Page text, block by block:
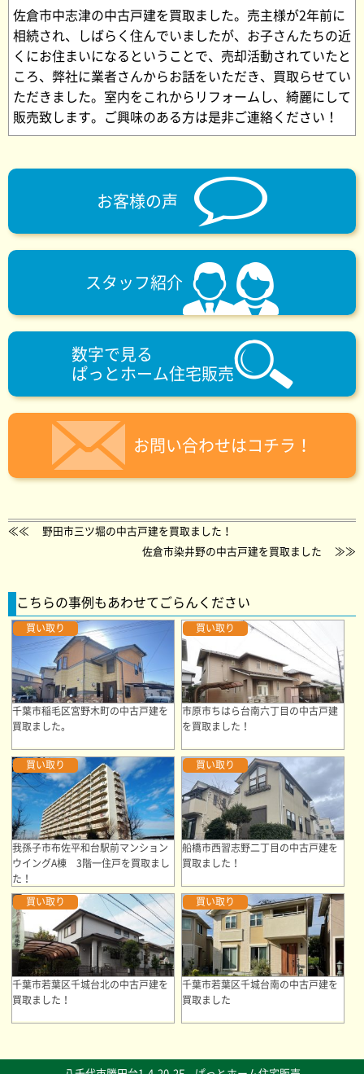
佐倉市中志津の中古戸建を買取ました。売主様が2年前に
相続され、しばらく住んでいましたが、お子さんたちの近
くにお住まいになるということで、売却活動されていたと
ころ、弊社に業者さんからお話をいただき、買取らせてい
ただきました。室内をこれからリフォームし、綺麗にして
販売致します。ご興味のある方は是非ご連絡ください！
お客様の声
スタッフ紹介
数字で見る
ぱっとホーム住宅販売
お問い合わせはコチラ！
≪≪ 野田市三ツ堀の中古戸建を買取ました！
佐倉市染井野の中古戸建を買取ました ≫≫
こちらの事例もあわせてごらんください
買い取り
千葉市稲毛区宮野木町の中古戸建を
買取ました。
買い取り
市原市ちはら台南六丁目の中古戸建
を買取ました！
買い取り
我孫子市布佐平和台駅前マンション
ウイングA棟 3階一住戸を買取まし
た！
買い取り
船橋市西習志野二丁目の中古戸建を
買取ました！
買い取り
千葉市若葉区千城台北の中古戸建を
買取ました！
買い取り
千葉市若葉区千城台南の中古戸建を
買取ました